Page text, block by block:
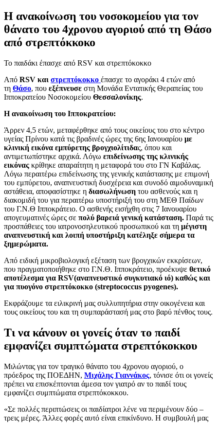
Η ανακοίνωση του νοσοκομείου για τον
θάνατο του 4χρονου αγοριού από τη Θάσο
από στρεπτόκκοκο
Το παιδάκι έπασχε από RSV και στρεπτόκοκκο
Από RSV και στρεπτόκοκκο έπασχε το αγοράκι 4 ετών από
τη Θάσο, που εξέπνευσε στη Μονάδα Εντατικής Θεραπείας του
Ιπποκρατείου Νοσοκομείου Θεσσαλονίκης.
Η ανακοίνωση του Ιπποκρατείου:
Άρρεν 4,5 ετών, μεταφέρθηκε από τους οικείους του στο κέντρο
υγείας Πρίνου κατά τις βραδινές ώρες της 6ης Ιανουαρίου με
κλινική εικόνα εμπύρετης βρογχιολίτιδας, όπου και
αντιμετωπίστηκε αρχικά. Λόγω επιδείνωσης της κλινικής
εικόνας κρίθηκε απαραίτητη η μεταφορά του στο ΓΝ Καβάλας.
Λόγω περαιτέρω επιδείνωσης της γενικής κατάστασης με επιμονή
του εμπύρετου, αναπνευστική δυσχέρεια και συνοδό αιμοδυναμική
αστάθεια, αποφασίστηκε η διασωλήνωση του ασθενούς και η
διακομιδή του για περαιτέρω υποστήριξή του στη ΜΕΘ Παίδων
του Γ.Ν.Θ Ιπποκράτειο. Ο ασθενής εισήχθη στις 7 Ιανουαρίου
απογευματινές ώρες σε πολύ βαρειά γενική κατάσταση. Παρά τις
προσπάθειες του ιατρονοσηλευτικού προσωπικού και τη μέγιστη
αναπνευστική και λοιπή υποστήριξη κατέληξε σήμερα τα
ξημερώματα.
Από ειδική μικροβιολογική εξέταση των βρογχικών εκκρίσεων,
που πραγματοποιήθηκε στο Γ.Ν.Θ. Ιπποκράτειο, προέκυψε θετικό
αποτέλεσμα για RSV(αναπνευστικό συγκυτιακό ιό) καθώς και
για πυογόνο στρεπτόκοκκο (streptococcus pyogenes).
Εκφράζουμε τα ειλικρινή μας συλλυπητήρια στην οικογένεια και
τους οικείους του και τη συμπαράστασή μας στο βαρύ πένθος τους.
Τι να κάνουν οι γονείς όταν το παιδί
εμφανίζει συμπτώματα στρεπτόκοκκου
Μιλώντας για τον τραγικό θάνατο του 4χρονου αγοριού, ο
πρόεδρος της ΠΟΕΔΗΝ, Μιχάλης Γιαννάκος, τόνισε ότι οι γονείς
πρέπει να επισκέπτονται άμεσα τον γιατρό αν το παιδί τους
εμφανίζει συμπτώματα στρεπτόκοκκου.
«Σε πολλές περιπτώσεις οι παιδίατροι λένε να περιμένουν δύο –
τρεις μέρες. Άλλες φορές αυτό είναι επικίνδυνο. Η συμβουλή μας